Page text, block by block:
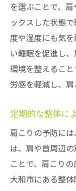
を選ぶことで、
ックスした状態
度や湿度にも気
い睡眠を促進し
環境を整えるこ
労感を軽減し、肩
定期的な整体に
肩こりの予防に
は、肩や首周辺
ことで、肩こり
大和市にある整